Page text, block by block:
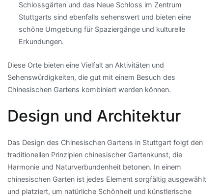
Schlossgärten und das Neue Schloss im Zentrum
Stuttgarts sind ebenfalls sehenswert und bieten eine
schöne Umgebung für Spaziergänge und kulturelle
Erkundungen.
Diese Orte bieten eine Vielfalt an Aktivitäten und
Sehenswürdigkeiten, die gut mit einem Besuch des
Chinesischen Gartens kombiniert werden können.
Design und Architektur
Das Design des Chinesischen Gartens in Stuttgart folgt den
traditionellen Prinzipien chinesischer Gartenkunst, die
Harmonie und Naturverbundenheit betonen. In einem
chinesischen Garten ist jedes Element sorgfältig ausgewählt
und platziert, um natürliche Schönheit und künstlerische